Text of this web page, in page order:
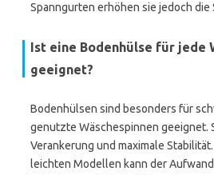
Spanngurten erhöhen sie jedoch
Ist eine Bodenhülse für jede
geeignet?
Bodenhülsen sind besonders für
genutzte Wäschespinnen geeignet.
Verankerung und maximale
leichten Modellen kann der